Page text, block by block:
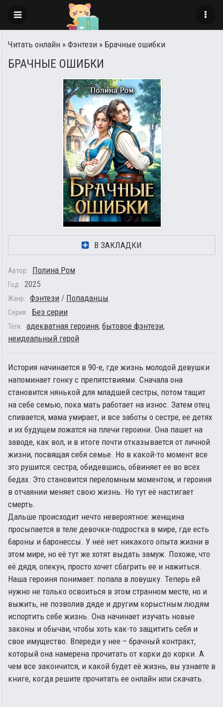
Читать онлайн » Фэнтези » Брачные ошибки
БРАЧНЫЕ ОШИБКИ
В ЗАКЛАДКИ
Автор: Полина Ром
Год: 2025
Жанр: Фэнтези / Попаданцы
Серия: Без серии
Теги: адекватная героиня, бытовое фэнтези,
неидеальный герой
История начинается в 90-е, где жизнь молодой девушки
напоминает гонку с препятствиями. Сначала она
становится нянькой для младшей сестры, потом тащит
на себе семью, пока мать работает на износ. Затем отец
спивается, мама умирает, и все заботы о сестре, ее детях
и их будущем ложатся на плечи героини. Она пашет на
заводе, как вол, и в итоге почти отказывается от личной
жизни, посвящая себя семье. Но в какой-то момент все
это рушится: сестра, обидевшись, обвиняет ее во всех
бедах. Это становится переломным моментом, и героиня
в отчаянии меняет свою жизнь. Но тут её настигает
смерть.
Дальше происходит нечто невероятное: женщина
просыпается в теле девочки-подростка в мире, где есть
бароны и баронессы. У неё нет никакого опыта жизни в
этом мире, но её тут же хотят выдать замуж. Похоже, что
её дядя, опекун, просто хочет сбагрить ее и нажиться.
Наша героиня понимает: попала в ловушку. Теперь ей
нужно не только освоиться в этом странном месте, но и
выжить, не позволив дяде и другим корыстным людям
испортить себе жизнь. Она начинает изучать новые
законы и обычаи, чтобы хоть как-то защитить себя и
свое имущество. Впереди у нее – брачный контракт,
который она намерена прочитать от корки до корки. А
чем все закончится, и какой будет её жизнь, вы узнаете в
книге, когда решите прочитать ее онлайн или скачать.